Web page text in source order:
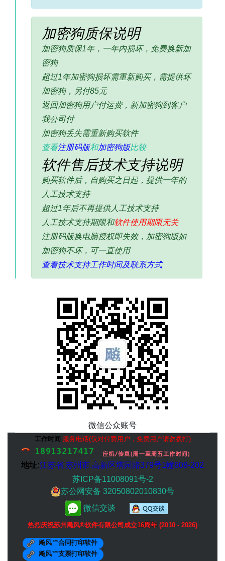
加密狗质保说明
加密狗质保1年，一年内损坏，免费换新加
密狗
超过1年加密狗损坏需重新购买，需提供坏
加密狗，另付85元
返回加密狗用户付运费，新加密狗到客户
我公司付
加密狗丢失需重新购买软件
查看注册码版和加密狗版比较
软件售后技术支持说明
购买软件后，自购买之日起，提供一年的
人工技术支持
超过1年后不再提供人工技术支持
人工技术支持期限和软件使用期限无关
注册码版换电脑授权即失效，加密狗版如
加密狗不坏，可一直使用
查看技术支持工作时间及联系方式
微信公众账号
工作时间 服务电话(仅对付费用户，免费用户请勿拨打)
地址:江苏省.苏州市.高新区塔园路379号1幢608-202
苏ICP备11008091号-2
苏公网安备 32050802010830号
微信交谈
热烈庆祝苏州飚风®软件有限公司成立16周年 (2010 - 2026)
飚风™合同打印软件
飚风™支票打印软件